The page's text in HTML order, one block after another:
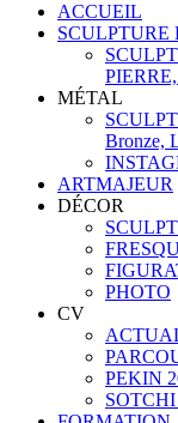
ACCUEIL
SCULPTURE
MÉTAL
Bronze,
ARTMAJEUR
DÉCOR
PHOTO
CV
PEKIN
SOTCHI